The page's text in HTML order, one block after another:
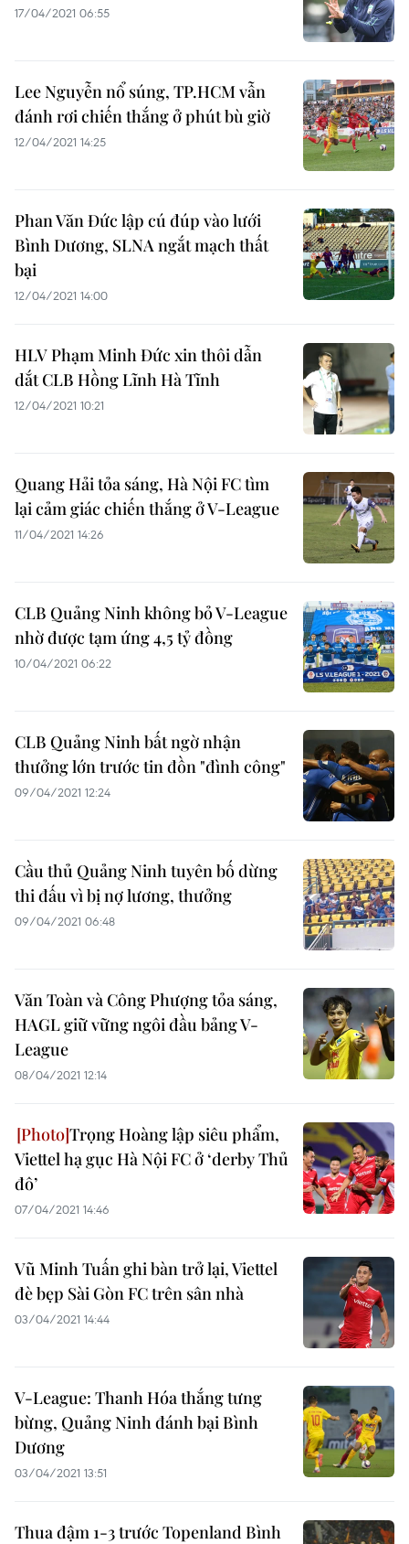
17/04/2021 06:55
Lee Nguyễn nổ súng, TP.HCM vẫn
đánh rơi chiến thắng ở phút bù giờ
12/04/2021 14:25
Phan Văn Đức lập cú đúp vào lưới
Bình Dương, SLNA ngắt mạch thất
bại
12/04/2021 14:00
HLV Phạm Minh Đức xin thôi dẫn
dắt CLB Hồng Lĩnh Hà Tĩnh
12/04/2021 10:21
Quang Hải tỏa sáng, Hà Nội FC tìm
lại cảm giác chiến thắng ở V-League
11/04/2021 14:26
CLB Quảng Ninh không bỏ V-League
nhờ được tạm ứng 4,5 tỷ đồng
10/04/2021 06:22
CLB Quảng Ninh bất ngờ nhận
thưởng lớn trước tin đồn "đình công"
09/04/2021 12:24
Cầu thủ Quảng Ninh tuyên bố dừng
thi đấu vì bị nợ lương, thưởng
09/04/2021 06:48
Văn Toàn và Công Phượng tỏa sáng,
HAGL giữ vững ngôi đầu bảng V-
League
08/04/2021 12:14
Trọng Hoàng lập siêu phẩm,
Viettel hạ gục Hà Nội FC ở ‘derby Thủ
đô’
07/04/2021 14:46
Vũ Minh Tuấn ghi bàn trở lại, Viettel
đè bẹp Sài Gòn FC trên sân nhà
03/04/2021 14:44
V-League: Thanh Hóa thắng tưng
bừng, Quảng Ninh đánh bại Bình
Dương
03/04/2021 13:51
Thua đậm 1-3 trước Topenland Bình